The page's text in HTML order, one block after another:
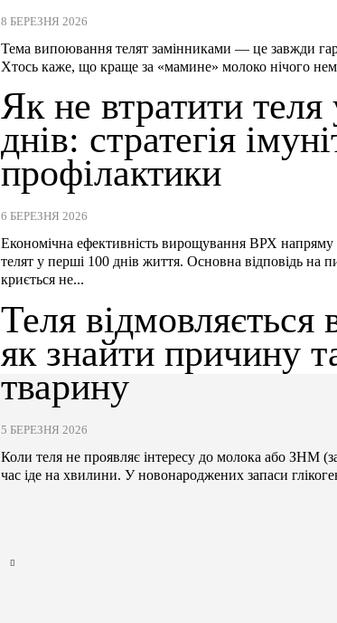
8 БЕРЕЗНЯ 2026
Тема випоювання телят замінниками — це завжди
Хтось каже, що краще за «мамине» молоко нічого
Як не втратити
днів: стратегія
профілактики
6 БЕРЕЗНЯ 2026
Економічна ефективність вирощування ВРХ
телят у перші 100 днів життя. Основна відповідь на
криється не...
Теля відмовляється
як знайти причину
тварину
5 БЕРЕЗНЯ 2026
Коли теля не проявляє інтересу до молока або ЗНМ
час іде на хвилини. У новонароджених запаси